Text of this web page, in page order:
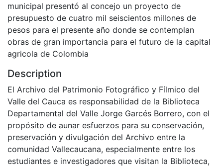
municipal presentó al concejo un proyecto de
presupuesto de cuatro mil seiscientos millones de
pesos para el presente año donde se contemplan
obras de gran importancia para el futuro de la capital
agricola de Colombia
Description
El Archivo del Patrimonio Fotográfico y Fílmico del
Valle del Cauca es responsabilidad de la Biblioteca
Departamental del Valle Jorge Garcés Borrero, con el
propósito de aunar esfuerzos para su conservación,
preservación y divulgación del Archivo entre la
comunidad Vallecaucana, especialmente entre los
estudiantes e investigadores que visitan la Biblioteca,